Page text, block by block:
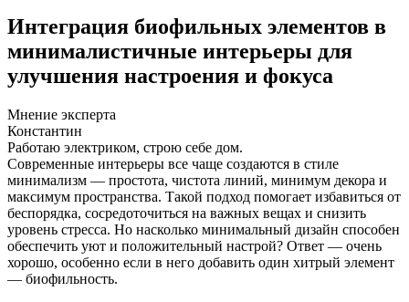
Интеграция биофильных элементов в
минималистичные интерьеры для
улучшения настроения и фокуса
Мнение эксперта
Константин
Работаю электриком, строю себе дом.
Современные интерьеры все чаще создаются в стиле
минимализм — простота, чистота линий, минимум декора и
максимум пространства. Такой подход помогает избавиться от
беспорядка, сосредоточиться на важных вещах и снизить
уровень стресса. Но насколько минимальный дизайн способен
обеспечить уют и положительный настрой? Ответ — очень
хорошо, особенно если в него добавить один хитрый элемент
— биофильность.